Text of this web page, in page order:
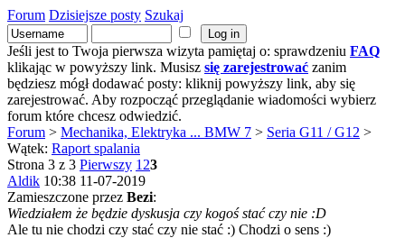
Forum Dzisiejsze posty Szukaj
Jeśli jest to Twoja pierwsza wizyta pamiętaj o: sprawdzeniu FAQ
klikając w powyższy link. Musisz się zarejestrować zanim
będziesz mógł dodawać posty: kliknij powyższy link, aby się
zarejestrować. Aby rozpocząć przeglądanie wiadomości wybierz
forum które chcesz odwiedzić.
Forum > Mechanika, Elektryka ... BMW 7 > Seria G11 / G12 >
Wątek: Raport spalania
Strona 3 z 3 Pierwszy 1 23
Aldik 10:38 11-07-2019
Zamieszczone przez Bezi:
Wiedziałem że będzie dyskusja czy kogoś stać czy nie :D
Ale tu nie chodzi czy stać czy nie stać :) Chodzi o sens :)